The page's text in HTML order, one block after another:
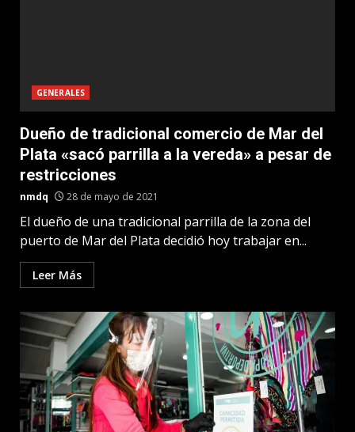
GENERALES
Dueño de tradicional comercio de Mar del
Plata «sacó parrilla a la vereda» a pesar de
restricciones
nmdq 28 de mayo de 2021
El dueño de una tradicional parrilla de la zona del
puerto de Mar del Plata decidió hoy trabajar en...
Leer Más